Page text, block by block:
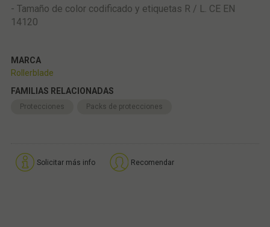
- Tamaño de color codificado y etiquetas R / L. CE EN
14120
MARCA
Rollerblade
FAMILIAS RELACIONADAS
Protecciones Packs de protecciones
Solicitar más info Recomendar